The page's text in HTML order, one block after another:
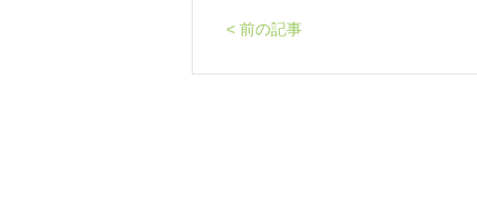
< 前の記事